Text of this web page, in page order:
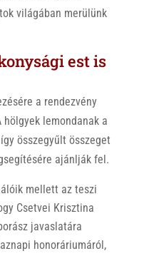
világában merülünk
est is
a rendezvény
lemondanak a
összegyűlt összeget
ajánlják fel.
mellett az teszi
Csetvei Krisztina
javaslatára
honoráriumáról,